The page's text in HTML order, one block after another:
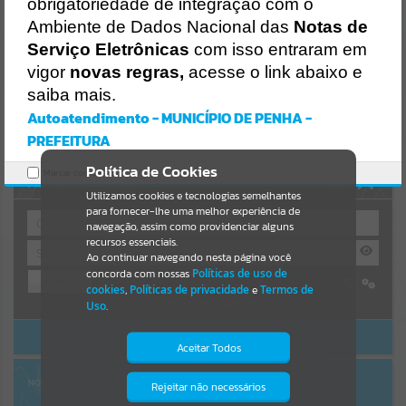
Resultados para""
Portais
Por favor, aguarde...
NOTÍCIAS
Por favor, aguarde...
SUBPORTAIS
Por favor, aguarde...
Por favor, aguarde...
AUTOATENDIMENTO
ACESSAR SEM LOGIN
NOTA FISCAL ELETRÔNICA
Política de Cookies
Utilizamos cookies e tecnologias semelhantes
para fornecer-lhe uma melhor experiência de
navegação, assim como providenciar alguns
recursos essenciais.
Ao continuar navegando nesta página você
concorda com nossas Políticas de uso de
cookies, Políticas de privacidadeeTermos de
Uso.
Aceitar Todos
Rejeitar não necessários
Isto significa que diversos recursos
obrigatoriedade de integração com o
Ambiente de Dados Nacional das Notas de
Serviço Eletrônicas com isso entraram em
vigor novas regras, acesse o link abaixo e
saiba mais.
Autoatendimento - MUNICÍPIO DE PENHA -
PREFEITURA
Marcar como lido.
https://penha.atende.net/cidadao/pagina/static/bundle/wpo_index_
2_base_l2_portal_editores_sync_56998420b9d592b2dbd4b7f2410a
60bf.js?v=c9751bb2:47
Verificar Mais Detalhes